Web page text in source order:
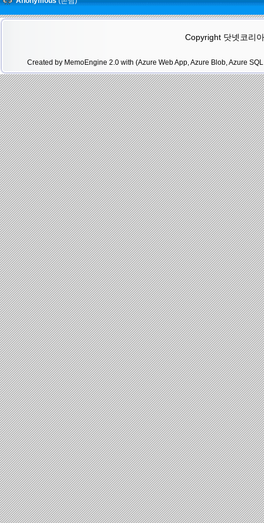
Copyright 닷넷코리
Created by MemoEngine 2.0 with (Azure Web App, Azure Blob, Azure